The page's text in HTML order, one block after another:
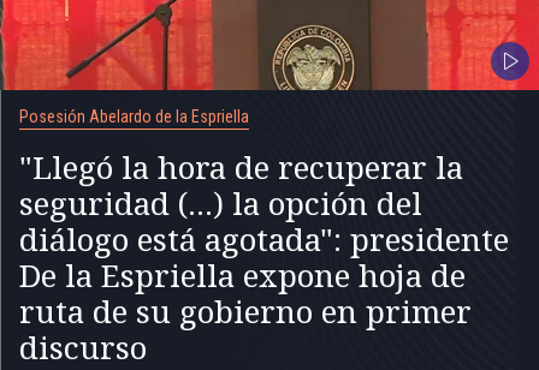
Posesión Abelardo de la Espriella
"Llegó la hora de recuperar la
seguridad (...) la opción del
diálogo está agotada": presidente
De la Espriella expone hoja de
ruta de su gobierno en primer
discurso